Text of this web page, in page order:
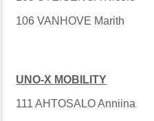
106 VANHOVE Marith
UNO-X MOBILITY
111 AHTOSALO Anniina